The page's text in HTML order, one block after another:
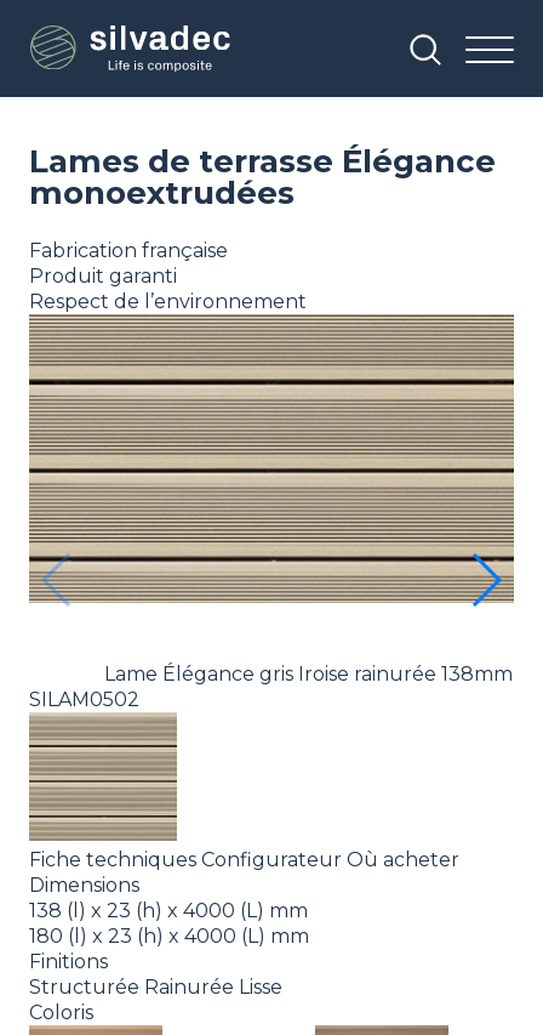
contenu
Lames de terrasse Élégance
monoextrudées
Fabrication française
Produit garanti
Respect de l’environnement
Lame Élégance gris Iroise rainurée 138mm
SILAM0502
Fiche techniques Configurateur Où acheter
Dimensions
138 (l) x 23 (h) x 4000 (L) mm
180 (l) x 23 (h) x 4000 (L) mm
Finitions
Structurée Rainurée Lisse
Coloris